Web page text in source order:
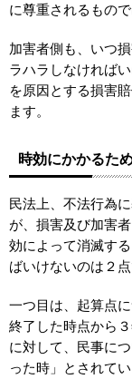
に尊重されるもので
加害者側も、いつ
ラハラしなければ
を原因とする損害
ます。
時効にかかるた
民法上、不法行為
が、損害及び加害
効によって消滅す
ばいけないのは２点
一つ目は、起算点
終了した時点から
に対して、民事に
った時」とされて